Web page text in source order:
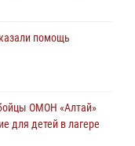
помощь
ОМОН «Алтай»
для детей в лагере